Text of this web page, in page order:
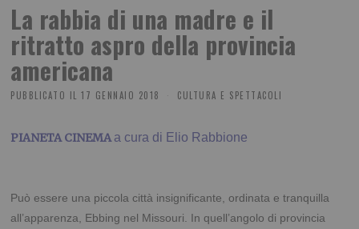
La rabbia di una madre e il
ritratto aspro della provincia
americana
PUBBLICATO IL 17 GENNAIO 2018 CULTURA E SPETTACOLI
PIANETA CINEMAa cura di Elio Rabbione
Può essere una piccola città insignificante, ordinata e tranquilla
all’apparenza, Ebbing nel Missouri. In quell’angolo di provincia